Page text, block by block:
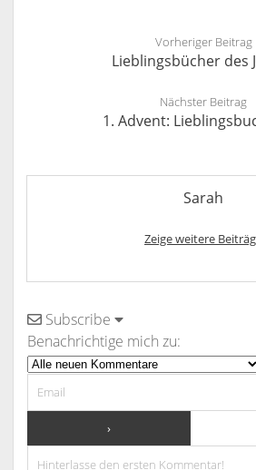
Vorheriger Beitrag
Lieblingsbücher des
Nächster Beitrag
1. Advent:
Sarah
Zeige weitere
Subscribe
Benachrichtige mich zu: